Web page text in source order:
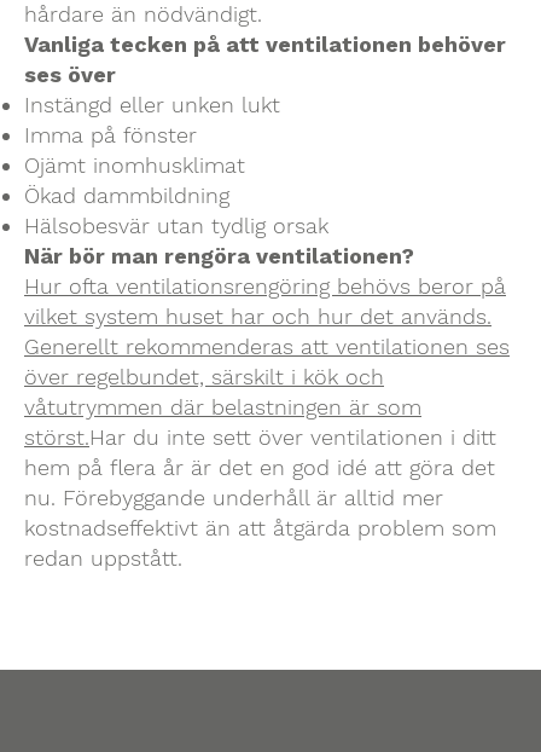
hårdare än nödvändigt.
Vanliga tecken på att ventilationen behöver
ses över
Instängd eller unken lukt
Imma på fönster
Ojämt inomhusklimat
Ökad dammbildning
Hälsobesvär utan tydlig orsak
När bör man rengöra ventilationen?
Hur ofta ventilationsrengöring behövs beror på
vilket system huset har och hur det används.
Generellt rekommenderas att ventilationen ses
över regelbundet, särskilt i kök och
våtutrymmen där belastningen är som
störst.Har du inte sett över ventilationen i ditt
hem på flera år är det en god idé att göra det
nu. Förebyggande underhåll är alltid mer
kostnadseffektivt än att åtgärda problem som
redan uppstått.